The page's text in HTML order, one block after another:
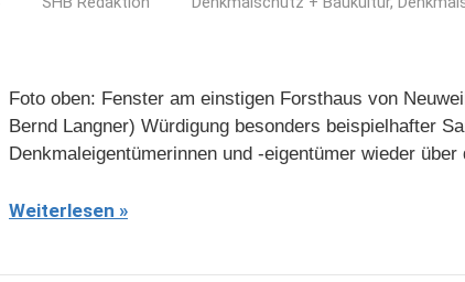
Foto oben: Fenster am einstigen Forsthaus von
Bernd Langner) Würdigung besonders beispielhafter
Denkmaleigentümerinnen und -eigentümer wieder
Weiterlesen